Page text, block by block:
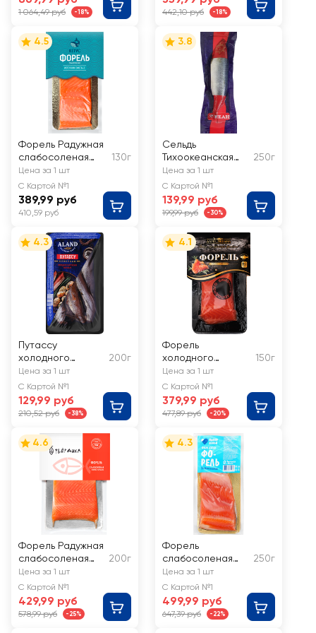
1 064,49 руб -18% 442,10 руб -18%
4.5
Форель Радужная
слабосоленая
КЕТУС филе-кусок
130г
Цена за 1 шт
С Картой №1
389,99 руб
410,59 руб
3.8
Сельдь
Тихоокеанская
соленая ОКЕАН
неразделанная
250г
Цена за 1 шт
С Картой №1
139,99 руб
199,99 руб -30%
4.3
Путассу
холодного
копчения ALAND
200г
Цена за 1 шт
С Картой №1
129,99 руб
210,52 руб -38%
4.1
Форель
холодного
копчения ДАРЫ
ОКЕАНА филе-
кусок на коже
150г
Цена за 1 шт
С Картой №1
379,99 руб
477,89 руб -20%
4.6
Форель Радужная
слабосоленая
ФЬЕРДИКА филе-
кусок
200г
Цена за 1 шт
С Картой №1
429,99 руб
578,99 руб -25%
4.3
Форель
слабосоленая
ВЫБОР СЕМЬИ
филе-кусок
250г
Цена за 1 шт
С Картой №1
499,99 руб
647,39 руб -22%